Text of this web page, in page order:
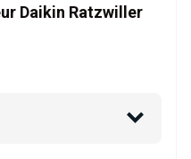
Daikin Ratzwiller